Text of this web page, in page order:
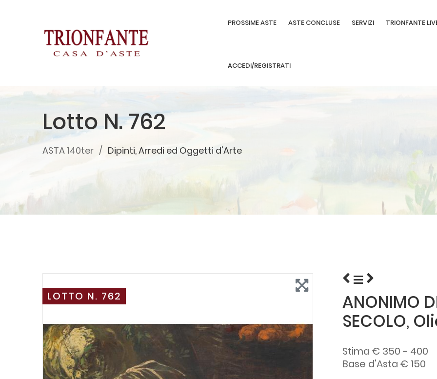
PROSSIME ASTE ASTE CONCLUSE SERVIZI TRIONFANTE
ACCEDI/REGISTRATI
Lotto N. 762
ASTA 140ter Dipinti, Arredi ed Oggetti d'Arte
LOTTO N. 762
ANONIMO
SECOLO,
Stima € 350 - 400
Base d'Asta € 150